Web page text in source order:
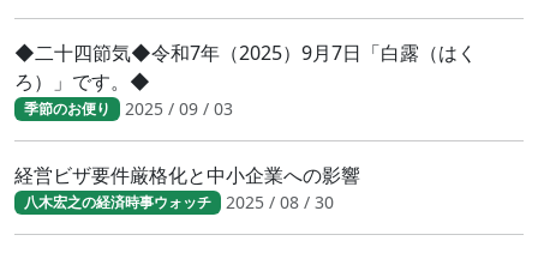
◆二十四節気◆令和7年（2025）9月7日「白露（はく
ろ）」です。◆
季節のお便り 2025 / 09 / 03
経営ビザ要件厳格化と中小企業への影響
八木宏之の経済時事ウォッチ 2025 / 08 / 30